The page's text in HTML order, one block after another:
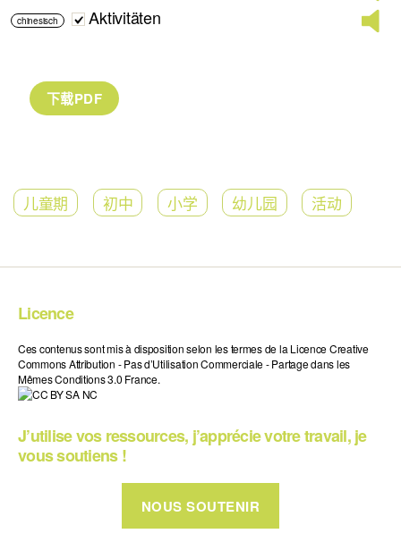
chinesisch Aktivitäten
儿童期 初中 小学 幼儿园 活动
Licence
Ces contenus sont mis à disposition selon les termes de la Licence Creative
Commons Attribution - Pas d’Utilisation Commerciale - Partage dans les
Mêmes Conditions 3.0 France.
J’utilise vos ressources, j’apprécie votre travail, je
vous soutiens !
NOUS SOUTENIR